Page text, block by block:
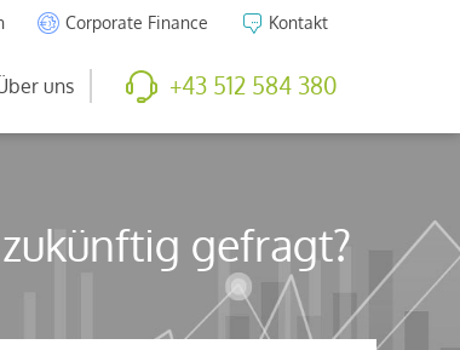
Corporate Finance Kontakt
uns +43 512 584 380
gefragt?